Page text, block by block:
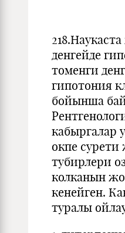
денгейде
томенги
гипотония
бойынша
кабыргалар
окпе сурети
тубирлери
колканын
кенейген.
туралы